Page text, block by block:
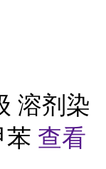
溶剂染
苯 查看